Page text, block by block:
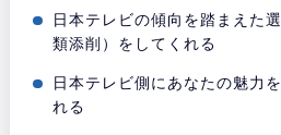
日本テレビの傾向を踏まえた
類添削）をしてくれる
日本テレビ側にあなたの魅力
れる